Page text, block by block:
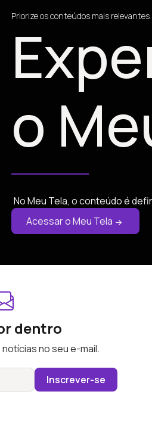
Priorize os conteúdos mais relevantes
o
No Meu Tela, o conteúdo é
Acessar o Meu Tela
dentro
no seu e-mail.
Inscrever-se